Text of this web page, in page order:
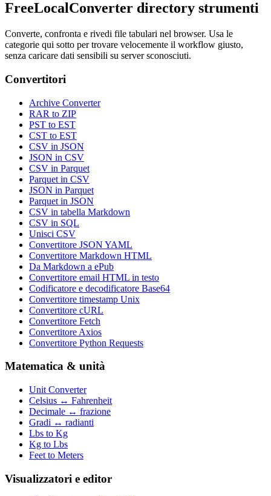
FreeLocalConverter directory strumenti
Converte, confronta e rivedi file tabulari nel browser. Usa le
categorie qui sotto per trovare velocemente il workflow giusto,
senza caricare dati sensibili su server sconosciuti.
Convertitori
Archive Converter
RAR to ZIP
PST to EST
CST to EST
CSV in JSON
JSON in CSV
CSV in Parquet
Parquet in CSV
JSON in Parquet
Parquet in JSON
CSV in tabella Markdown
CSV in SQL
Unisci CSV
Convertitore JSON YAML
Convertitore Markdown HTML
Da Markdown a ePub
Convertitore email HTML in testo
Codificatore e decodificatore Base64
Convertitore timestamp Unix
Convertitore cURL
Convertitore Fetch
Convertitore Axios
Convertitore Python Requests
Matematica & unità
Unit Converter
Celsius ↔ Fahrenheit
Decimale ↔ frazione
Gradi ↔ radianti
Lbs to Kg
Kg to Lbs
Feet to Meters
Visualizzatori e editor